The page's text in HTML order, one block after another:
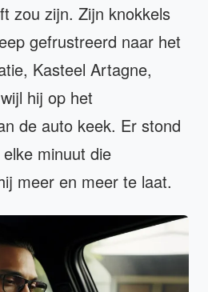
zou zijn. Zijn knokkels
gefrustreerd naar het
Kasteel Artagne,
hij op het
de auto keek. Er stond
minuut die
meer en meer te laat.